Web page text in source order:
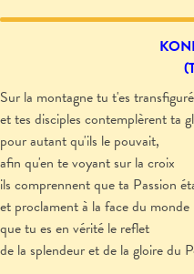
Sur la montagne tu t'es transfiguré
et tes disciples contemplèrent ta
pour autant qu'ils le pouvait,
afin qu'en te voyant sur la croix
ils comprennent que ta Passion
et proclament à la face du monde
que tu es en vérité le reflet
de la splendeur et de la gloire du